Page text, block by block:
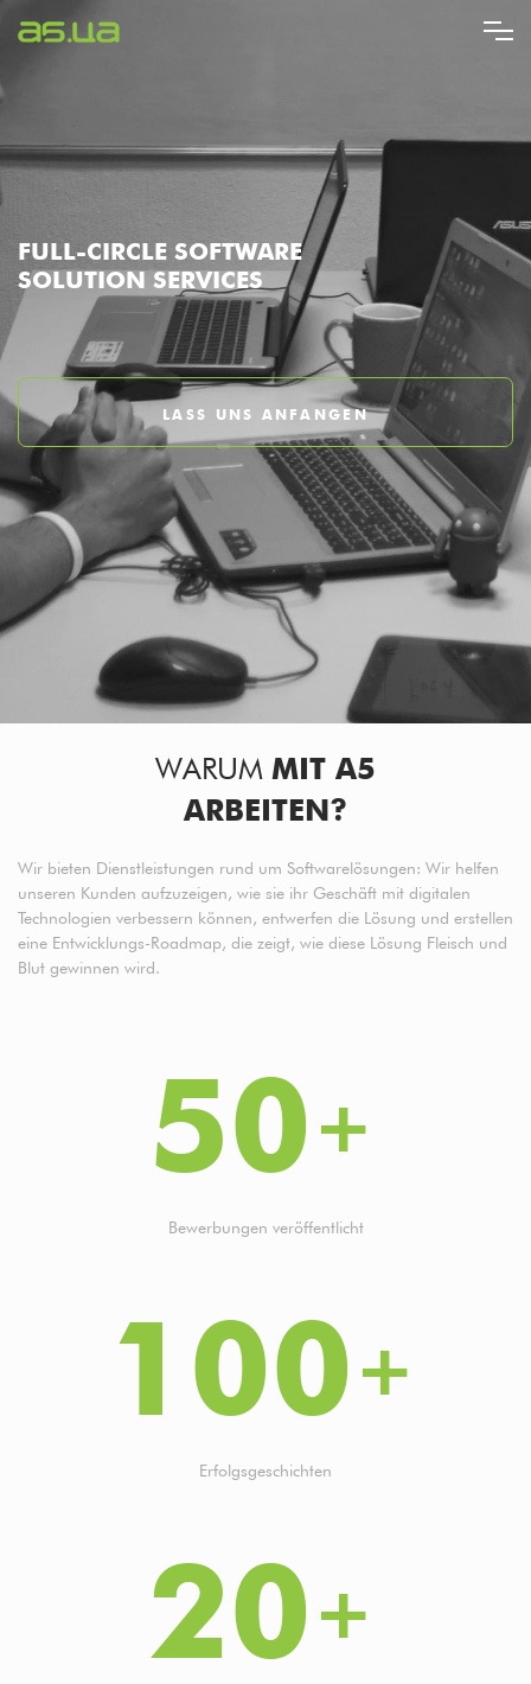
zum
FULL-CIRCLE SOFTWARE
SOLUTION SERVICES
LASS UNS ANFANGEN
WARUM MIT A5
ARBEITEN?
Wir bieten Dienstleistungen rund um Softwarelösungen: Wir helfen
unseren Kunden aufzuzeigen, wie sie ihr Geschäft mit digitalen
Technologien verbessern können, entwerfen die Lösung und erstellen
eine Entwicklungs-Roadmap, die zeigt, wie diese Lösung Fleisch und
Blut gewinnen wird.
Bewerbungen veröffentlicht
50
Erfolgsgeschichten
100
20